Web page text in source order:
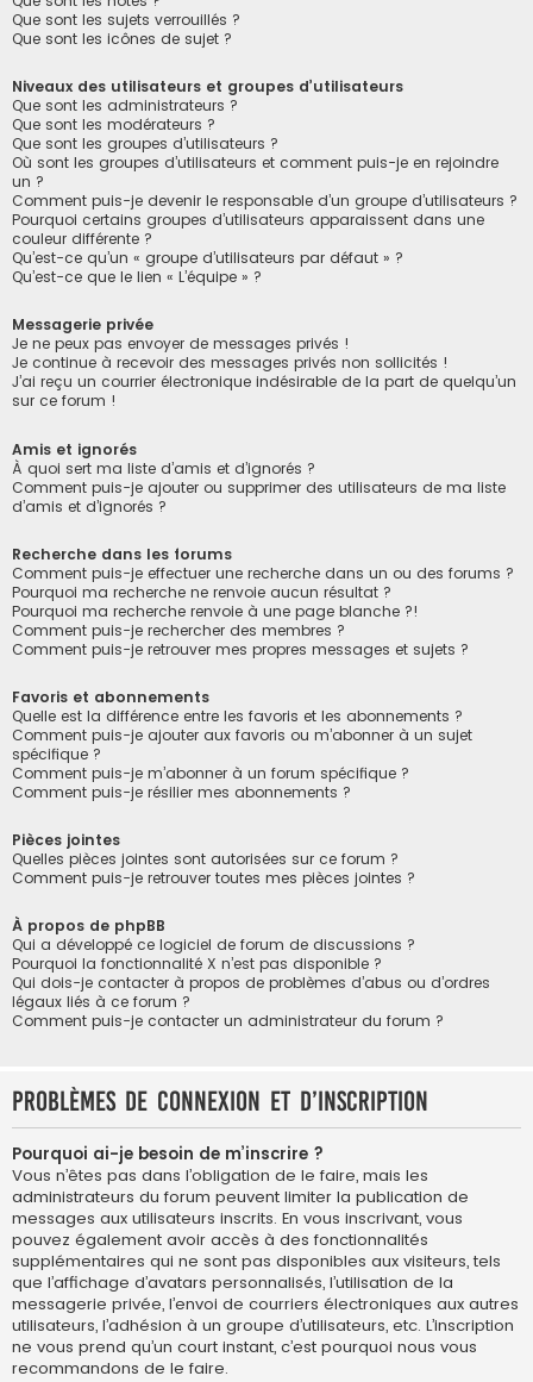
Que sont les sujets verrouillés ?
Que sont les icônes de sujet ?
Niveaux des utilisateurs et groupes d’utilisateurs
Que sont les administrateurs ?
Que sont les modérateurs ?
Que sont les groupes d’utilisateurs ?
Où sont les groupes d’utilisateurs et comment puis-je en rejoindre
un ?
Comment puis-je devenir le responsable d’un groupe d’utilisateurs ?
Pourquoi certains groupes d’utilisateurs apparaissent dans une
couleur différente ?
Qu’est-ce qu’un « groupe d’utilisateurs par défaut » ?
Qu’est-ce que le lien « L’équipe » ?
Messagerie privée
Je ne peux pas envoyer de messages privés !
Je continue à recevoir des messages privés non sollicités !
J’ai reçu un courrier électronique indésirable de la part de quelqu’un
sur ce forum !
Amis et ignorés
À quoi sert ma liste d’amis et d’ignorés ?
Comment puis-je ajouter ou supprimer des utilisateurs de ma liste
d’amis et d’ignorés ?
Recherche dans les forums
Comment puis-je effectuer une recherche dans un ou des forums ?
Pourquoi ma recherche ne renvoie aucun résultat ?
Pourquoi ma recherche renvoie à une page blanche ?!
Comment puis-je rechercher des membres ?
Comment puis-je retrouver mes propres messages et sujets ?
Favoris et abonnements
Quelle est la différence entre les favoris et les abonnements ?
Comment puis-je ajouter aux favoris ou m’abonner à un sujet
spécifique ?
Comment puis-je m’abonner à un forum spécifique ?
Comment puis-je résilier mes abonnements ?
Pièces jointes
Quelles pièces jointes sont autorisées sur ce forum ?
Comment puis-je retrouver toutes mes pièces jointes ?
À propos de phpBB
Qui a développé ce logiciel de forum de discussions ?
Pourquoi la fonctionnalité X n’est pas disponible ?
Qui dois-je contacter à propos de problèmes d’abus ou d’ordres
légaux liés à ce forum ?
Comment puis-je contacter un administrateur du forum ?
Problèmes de connexion et d’inscription
Pourquoi ai-je besoin de m’inscrire ?
Vous n’êtes pas dans l’obligation de le faire, mais les
administrateurs du forum peuvent limiter la publication de
messages aux utilisateurs inscrits. En vous inscrivant, vous
pouvez également avoir accès à des fonctionnalités
supplémentaires qui ne sont pas disponibles aux visiteurs, tels
que l’affichage d’avatars personnalisés, l’utilisation de la
messagerie privée, l’envoi de courriers électroniques aux autres
utilisateurs, l’adhésion à un groupe d’utilisateurs, etc. L’inscription
ne vous prend qu’un court instant, c’est pourquoi nous vous
recommandons de le faire.